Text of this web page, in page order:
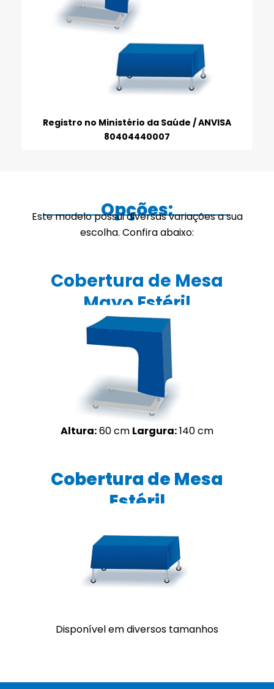
Registro no Ministério da Saúde / ANVISA
80404440007
Opções:
Este modelo possui diversas variações a sua
escolha. Confira abaixo:
Cobertura de Mesa
Mayo Estéril
Altura:60 cm Largura:140 cm
Cobertura de Mesa
Estéril
Disponível em diversos tamanhos